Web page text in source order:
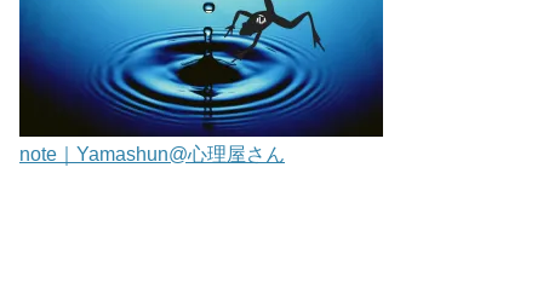
note｜Yamashun@心理屋さん